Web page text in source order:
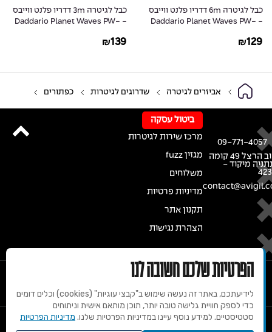
כבל לגיטרה 6m דדריו פלנט ווייבס
- Daddario Planet Waves PW-
₪129
כבל לגיטרה 3m דדריו פלנט ווייבס
- Daddario Planet Waves PW-
₪139
אביזרים לגיטרה שדרוגים לגיטרות כפתורים
רחוב הרצל 49 קומה
מיקוד -
09-771-4057
ביטול עסקה
מרכז שירות לגיטרות
מגזין fuzz
משלוחים
מדיניות פרטיות
תקנון אתר
הצהרת נגישות
הפרטיות שלכם חשובה לנו
לידיעתכם, באתר זה נעשה שימוש ב"קבצי עוגיות" (cookies) וכלים דומים
כדי לספק חוויית גלישה טובה יותר, תוכן מותאם אישית וניתוחים
סטטיסטיים. למידע נוסף עיינו במדיניות הפרטיות שלנו. מדיניות הפרטיות